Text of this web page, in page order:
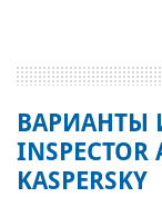
ВАРИАНТЫ
INSPECTOR
KASPERSKY